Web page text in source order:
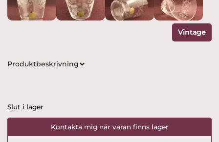
Vintage
Produktbeskrivning
Slut i lager
Kontakta mig när varan finns lager